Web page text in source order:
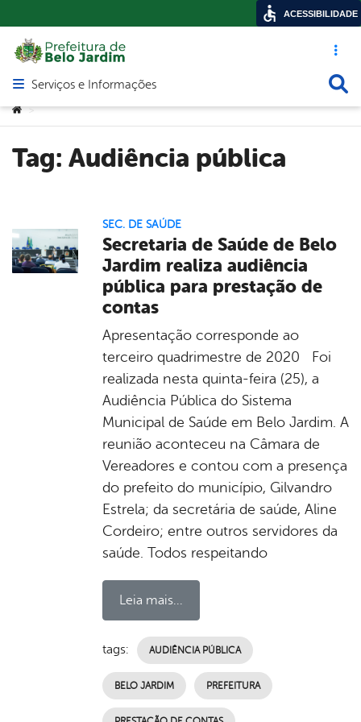
Acesso
Abrir menu principal de navegação
Serviços e Informações
Você está aqui:
>
Tag: Audiência pública
SEC. DE SAÚDE
Secretaria de Saúde de Belo
Jardim realiza audiência
pública para prestação de
contas
Apresentação corresponde ao
terceiro quadrimestre de 2020 Foi
realizada nesta quinta-feira (25), a
Audiência Pública do Sistema
Municipal de Saúde em Belo Jardim. A
reunião aconteceu na Câmara de
Vereadores e contou com a presença
do prefeito do município, Gilvandro
Estrela; da secretária de saúde, Aline
Cordeiro; entre outros servidores da
saúde. Todos respeitando
Leia mais...
tags: AUDIÊNCIA PÚBLICA
BELO JARDIM PREFEITURA
ACESSIBILIDADE